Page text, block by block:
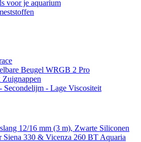
voor je aquarium
Beugel WRGB 2 Pro
Secondelijm - Lage Viscositeit
12/16 mm (3 m), Zwarte Siliconen
330 & Vicenza 260 BT Aquaria